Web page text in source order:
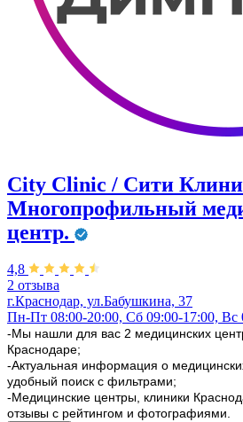
City Clinic / Сити
Многопрофильный
центр.
4,8
2 отзыва
г.Краснодар, ул.Бабушкина, 37
Пн-Пт 08:00-20:00, Сб 09:00-17:00, Вс
-Мы нашли для вас 2 медицинских
Краснодаре;
-Актуальная информация о
удобный поиск с фильтрами;
-Медицинские центры, клиники
отзывы с рейтингом и фотографиями.